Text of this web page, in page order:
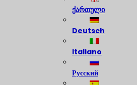
ქართული
Deutsch
Italiano
Русский